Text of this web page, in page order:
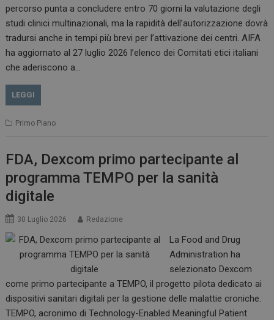
percorso punta a concludere entro 70 giorni la valutazione degli
studi clinici multinazionali, ma la rapidità dell’autorizzazione dovrà
tradursi anche in tempi più brevi per l’attivazione dei centri. AIFA
ha aggiornato al 27 luglio 2026 l’elenco dei Comitati etici italiani
che aderiscono a…
LEGGI
Primo Piano
FDA, Dexcom primo partecipante al
programma TEMPO per la sanità
digitale
30 Luglio 2026 Redazione
La Food and Drug
Administration ha
selezionato Dexcom
come primo partecipante a TEMPO, il progetto pilota dedicato ai
dispositivi sanitari digitali per la gestione delle malattie croniche.
TEMPO, acronimo di Technology-Enabled Meaningful Patient
NOME FORNITORE / DOMINIO
__Secure-ROLLOUT_TOKEN
.youtube.com
__Secure-YNID